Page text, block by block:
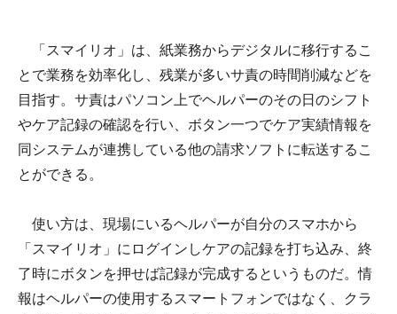
「スマイリオ」は、紙業務からデジタルに移行するこ
とで業務を効率化し、残業が多いサ責の時間削減などを
目指す。サ責はパソコン上でヘルパーのその日のシフト
やケア記録の確認を行い、ボタン一つでケア実績情報を
同システムが連携している他の請求ソフトに転送するこ
とができる。
使い方は、現場にいるヘルパーが自分のスマホから
「スマイリオ」にログインしケアの記録を打ち込み、終
了時にボタンを押せば記録が完成するというものだ。情
報はヘルパーの使用するスマートフォンではなく、クラ